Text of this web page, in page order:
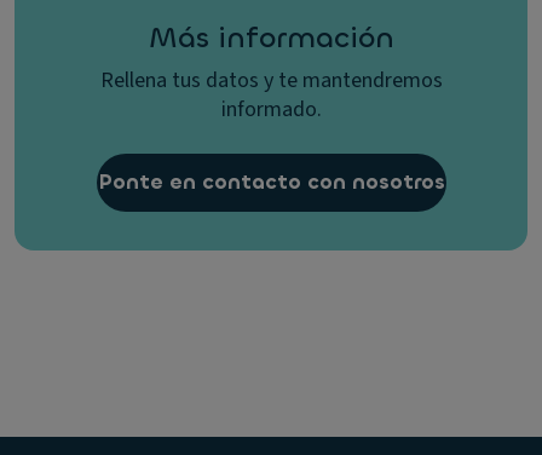
Más información
Rellena tus datos y te mantendremos
informado.
Ponte en contacto con nosotros